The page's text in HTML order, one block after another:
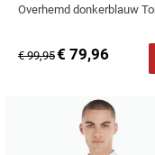
€ 99,95€ 79,96